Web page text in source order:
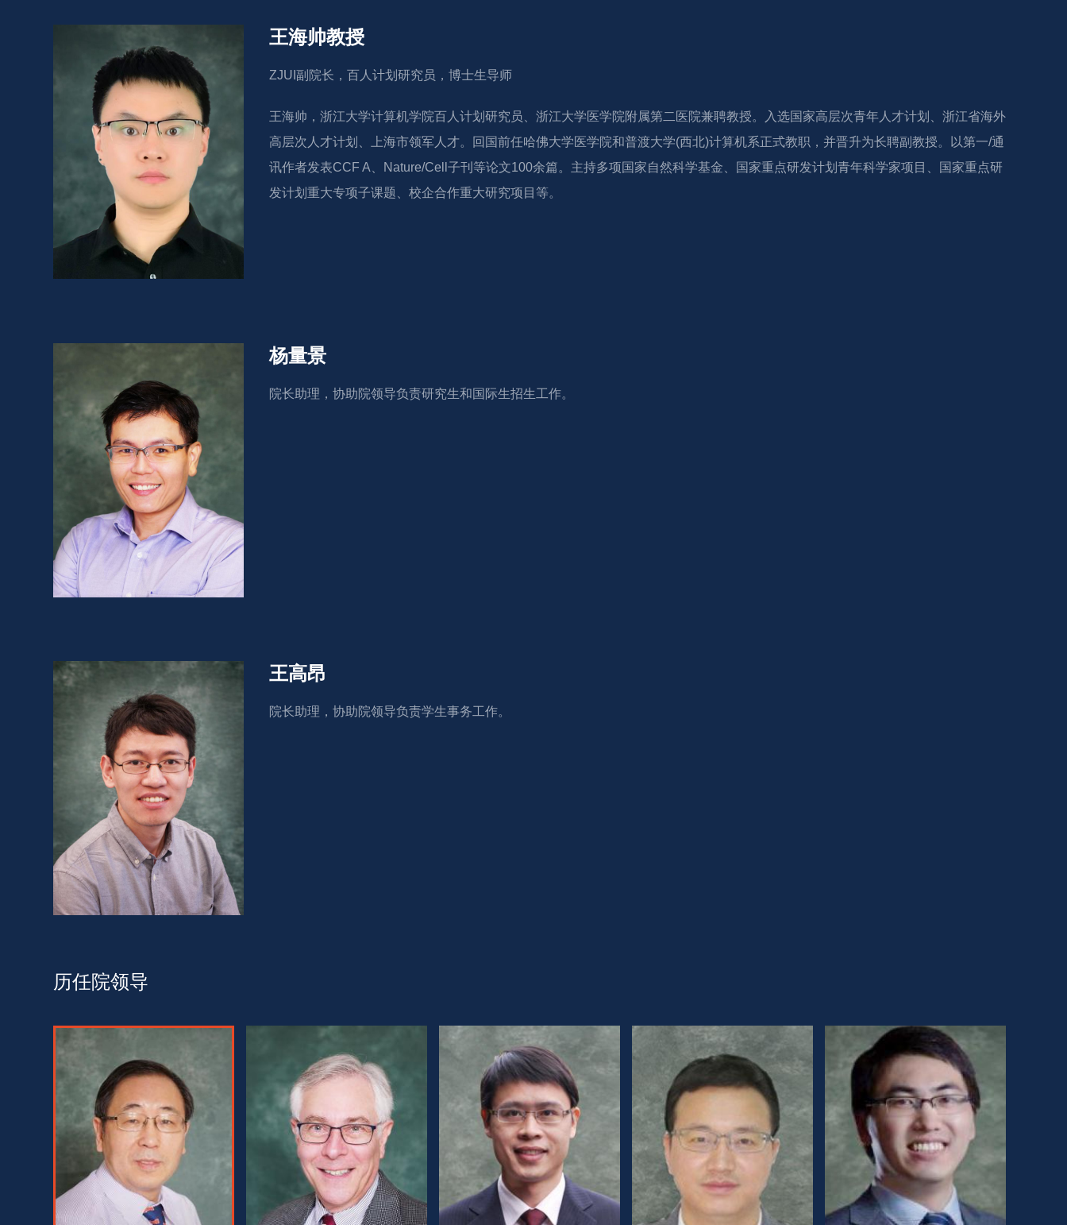
王海帅教授
ZJUI副院长，百人计划研究员，博士生导师
王海帅，浙江大学计算机学院百人计划研究员、浙江大学医学院附属第二医院兼聘教授。入选国家高层次青年人才计划、浙江省海外
高层次人才计划、上海市领军人才。回国前任哈佛大学医学院和普渡大学(西北)计算机系正式教职，并晋升为长聘副教授。以第一/通
讯作者发表CCF A、Nature/Cell子刊等论文100余篇。主持多项国家自然科学基金、国家重点研发计划青年科学家项目、国家重点研
发计划重大专项子课题、校企合作重大研究项目等。
杨量景
院长助理，协助院领导负责研究生和国际生招生工作。
王高昂
院长助理，协助院领导负责学生事务工作。
历任院领导